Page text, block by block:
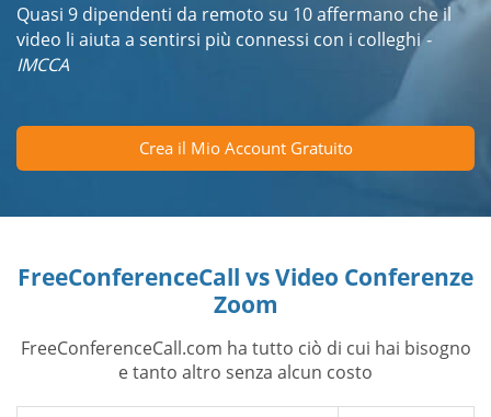
Quasi 9 dipendenti da remoto su 10 affermano che il
video li aiuta a sentirsi più connessi con i colleghi-
IMCCA
Crea il Mio Account Gratuito
FreeConferenceCall vs Video Conferenze
Zoom
FreeConferenceCall.com ha tutto ciò di cui hai bisogno
e tanto altro senza alcun costo